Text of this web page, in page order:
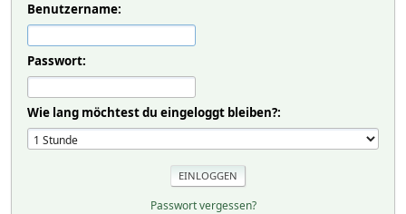
Benutzername:
Passwort:
Wie lang möchtest du eingeloggt bleiben?:
Passwort vergessen?